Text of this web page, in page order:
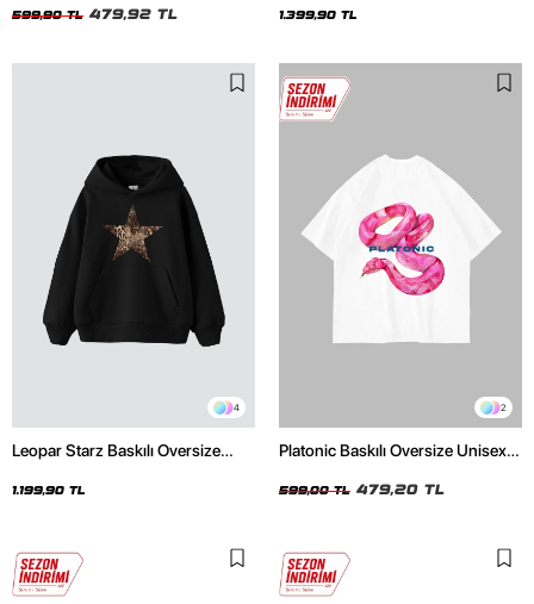
599,90 TL 479,92 TL 1.399,90 TL
4
Leopar Starz Baskılı Oversize
1.199,90 TL
2
Platonic Baskılı Oversize Unisex
599,00 TL 479,20 TL